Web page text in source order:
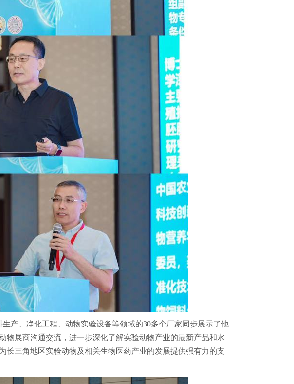
产、净化工程、动物实验设备等领域的30多个厂家同步展示了他
物展商沟通交流，进一步深化了解实验动物产业的最新产品和水
长三角地区实验动物及相关生物医药产业的发展提供强有力的支